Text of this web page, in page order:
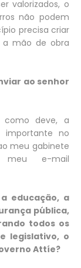
valorizados, o
não podem
precisa criar
a mão de obra
ao senhor
como deve, a
importante no
meu gabinete
e-mail
educação, a
pública,
todos os
legislativo, o
Attíe?